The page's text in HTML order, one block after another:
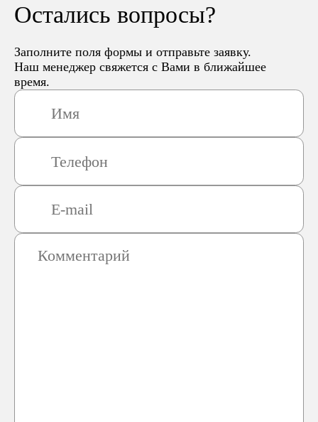
Остались вопросы?
Заполните поля формы и отправьте заявку.
Наш менеджер свяжется с Вами в ближайшее
время.